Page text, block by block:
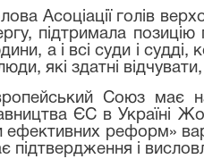
Асоціації голів
підтримала
а і всі суди і
які здатні
Союз має
ЄС в Україні
ефективних реформ»
підтвердження і